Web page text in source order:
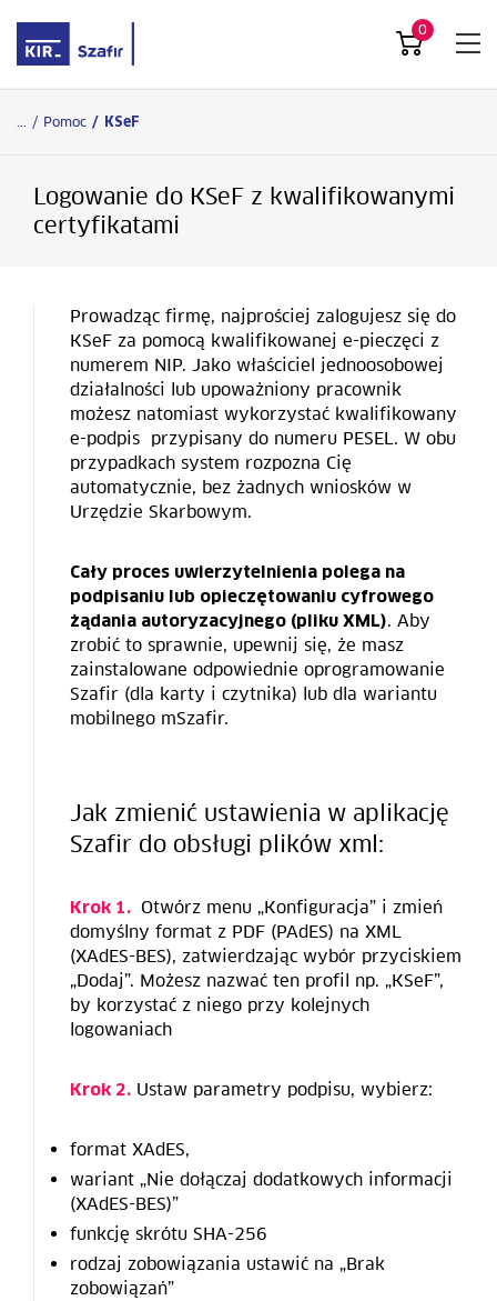
0
... / Pomoc / KSeF
Logowanie do KSeF z kwalifikowanymi
certyfikatami
Prowadząc firmę, najprościej zalogujesz się do
KSeF za pomocą kwalifikowanej e-pieczęci z
numerem NIP. Jako właściciel jednoosobowej
działalności lub upoważniony pracownik
możesz natomiast wykorzystać kwalifikowany
e-podpis przypisany do numeru PESEL. W obu
przypadkach system rozpozna Cię
automatycznie, bez żadnych wniosków w
Urzędzie Skarbowym.
Cały proces uwierzytelnienia polega na
podpisaniu lub opieczętowaniu cyfrowego
żądania autoryzacyjnego (pliku XML). Aby
zrobić to sprawnie, upewnij się, że masz
zainstalowane odpowiednie oprogramowanie
Szafir (dla karty i czytnika) lub dla wariantu
mobilnego mSzafir.
Jak zmienić ustawienia w aplikację
Szafir do obsługi plików xml:
Krok 1. Otwórz menu „Konfiguracja” i zmień
domyślny format z PDF (PAdES) na XML
(XAdES-BES), zatwierdzając wybór przyciskiem
„Dodaj”. Możesz nazwać ten profil np. „KSeF”,
by korzystać z niego przy kolejnych
logowaniach
Krok 2. Ustaw parametry podpisu, wybierz:
format XAdES,
wariant „Nie dołączaj dodatkowych informacji
(XAdES-BES)”
funkcję skrótu SHA-256
rodzaj zobowiązania ustawić na „Brak
zobowiązań”